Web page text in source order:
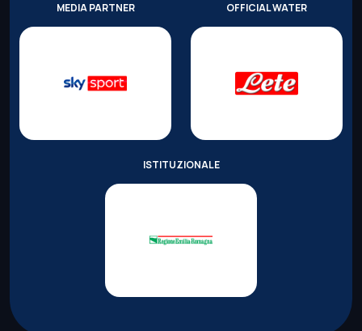
MEDIA PARTNER OFFICIAL WATER
ISTITUZIONALE